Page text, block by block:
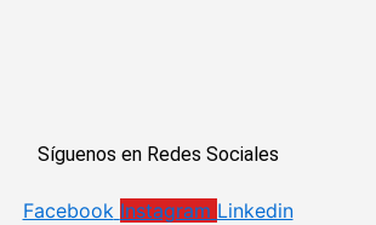
Síguenos en Redes Sociales
Facebook Instagram Linkedin